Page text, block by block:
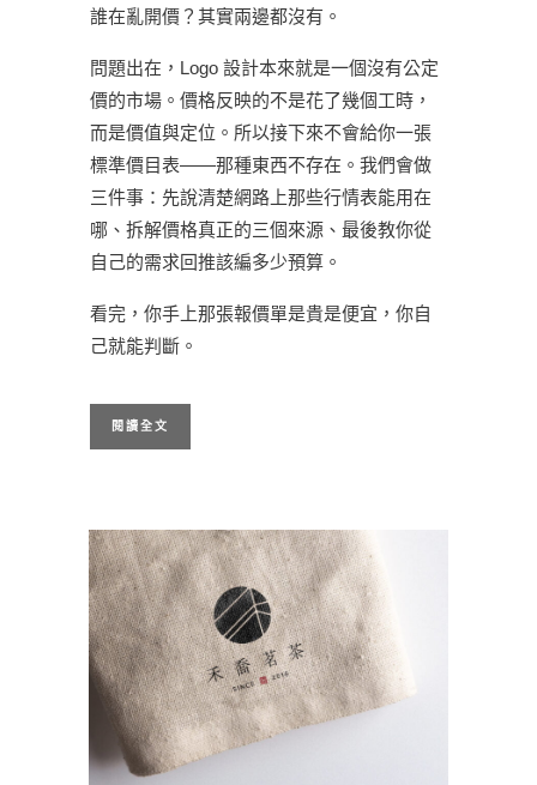
誰在亂開價？其實兩邊都沒有。
問題出在，Logo 設計本來就是一個沒有公定
價的市場。價格反映的不是花了幾個工時，
而是價值與定位。所以接下來不會給你一張
標準價目表——那種東西不存在。我們會做
三件事：先說清楚網路上那些行情表能用在
哪、拆解價格真正的三個來源、最後教你從
自己的需求回推該編多少預算。
看完，你手上那張報價單是貴是便宜，你自
己就能判斷。
閱讀全文